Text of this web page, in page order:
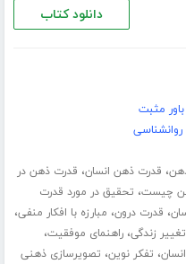
دانلود کتاب
مثبت
، قدرت ذهن انسان، قدرت ذهن در
چیست، تحقیق در مورد قدرت
، قدرت درون، مبارزه با افکار منفی،
تغییر زندگی،راهنمای موفقیت،
، تفکر نوین، تصویرسازی ذهنی